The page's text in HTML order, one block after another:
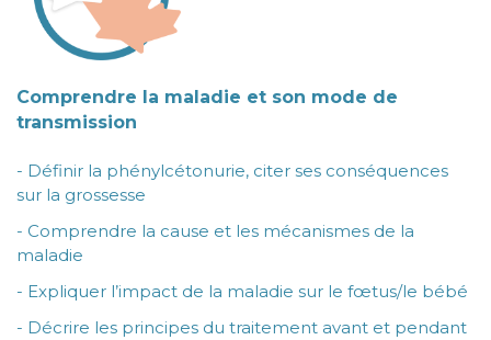
Comprendre la maladie et son mode de
transmission
- Définir la phénylcétonurie, citer ses conséquences
sur la grossesse
- Comprendre la cause et les mécanismes de la
maladie
- Expliquer l’impact de la maladie sur le fœtus/le bébé
- Décrire les principes du traitement avant et pendant